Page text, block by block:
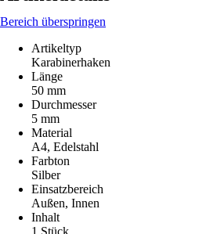
Bereich überspringen
Artikeltyp
Karabinerhaken
Länge
50 mm
Durchmesser
5 mm
Material
A4, Edelstahl
Farbton
Silber
Einsatzbereich
Außen, Innen
Inhalt
1 Stück